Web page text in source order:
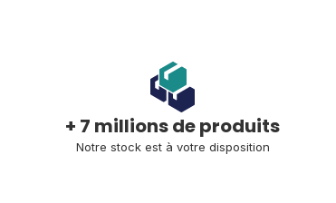
+ 7 millions de produits
Notre stock est à votre disposition